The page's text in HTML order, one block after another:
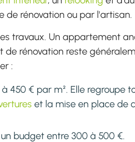
de rénovation ou par l'artisan.
travaux. Un appartement
de rénovation reste
:
450 € par m². Elle regroupe
et la mise en place de
un budget entre 300 à 500 €.